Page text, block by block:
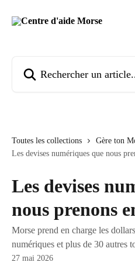
Toutes les collections
Gère ton
Les devises numériques que nous
Les devises
nous prenons
Morse prend en charge les
numériques et plus de 30 autres
27 mai 2026